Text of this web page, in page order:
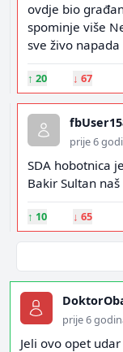
ovdje bio
spominje više
sve živo napada
↑ 20 ↓ 67
prije 6
SDA hobotnica
Bakir Sultan
↑ 10 ↓ 65
prije 6
Jeli ovo opet